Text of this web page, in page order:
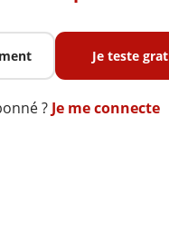
Je teste
? Je me connecte